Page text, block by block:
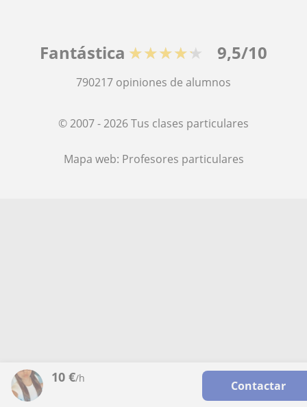
10 €/h Contactar
Fantástica ★★★★★ 9,5/10
790217 opiniones de alumnos
© 2007 - 2026 Tus clases particulares
Mapa web: Profesores particulares